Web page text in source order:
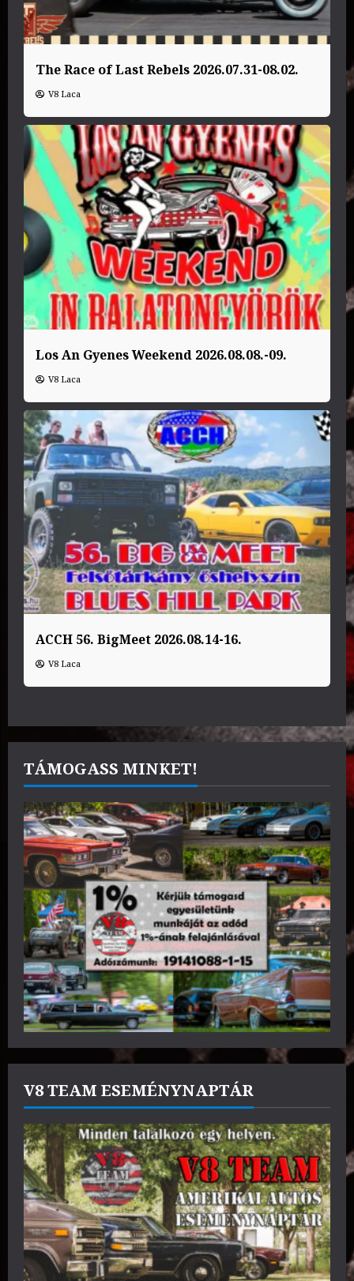
The Race of Last Rebels 2026.07.31-08.02.
V8 Laca
Los An Gyenes Weekend 2026.08.08.-09.
V8 Laca
ACCH 56. BigMeet 2026.08.14-16.
V8 Laca
TÁMOGASS MINKET!
V8 TEAM ESEMÉNYNAPTÁR